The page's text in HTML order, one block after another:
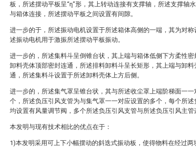
板，所述摆动平板呈“η”形，其上转动连接有支撑轴，所述支撑轴
与箱体连接，所述摆动平板之间设置有间隙。
进一步的于，所述振动电机设置于所述箱体高侧的一端，其为对
述振动电机用于激振所述摆动平板振动。
进一步的，所述集料斗呈倒锥台状，其上端与箱体低侧下方柔性
卸料壳体顶部密封连通，所述排料卸料斗呈长矩形，其上端与卸
通，所述集料斗设置于所述卸料壳体上方后侧。
进一步的，所述集气罩呈锥台状，其与所述收尘罩上端阶梯面一一
个，所述负压引风支管为与集气罩一一对应设置的多个，每个所
均设置有风量调节阀，多个所述负压引风支管与所述负压引风主管
本发明与现有技术相比的优点在于：
1)本发明采用可上下小幅摆动的斜迭式振动板，使得物料在经过两